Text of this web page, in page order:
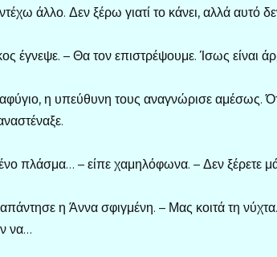
άλλο. Δεν ξέρω γιατί το κάνει, αλλά αυτό
έγνεψε. – Θα τον επιστρέψουμε. Ίσως είναι
η υπεύθυνη τους αναγνώρισε αμέσως.
πλάσμα… – είπε χαμηλόφωνα. – Δεν ξέρετε
η Άννα σφιγμένη. – Μας κοιτά τη
να…